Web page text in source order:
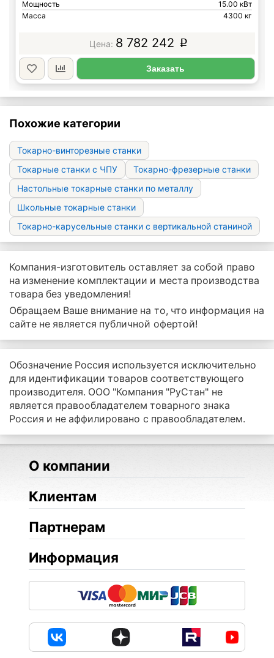
Мощность
15.00 кВт
Масса
4300 кг
8 782 242 p
Заказать
Похожие категории
Токарно-винторезные станки
Токарные станки с ЧПУ
Токарно-фрезерные станки
Настольные токарные станки по металлу
Школьные токарные станки
Токарно-карусельные станки с вертикальной станиной
Компания-изготовитель оставляет за собой право
на изменение комплектации и места производства
товара без уведомления!
Обращаем Ваше внимание на то, что информация на
сайте не является публичной офертой!
Обозначение Россия используется исключительно
для идентификации товаров соответствующего
производителя. ООО "Компания "РуСтан" не
является правообладателем товарного знака
Россия и не аффилировано с правообладателем.
О компании
Клиентам
Партнерам
Информация